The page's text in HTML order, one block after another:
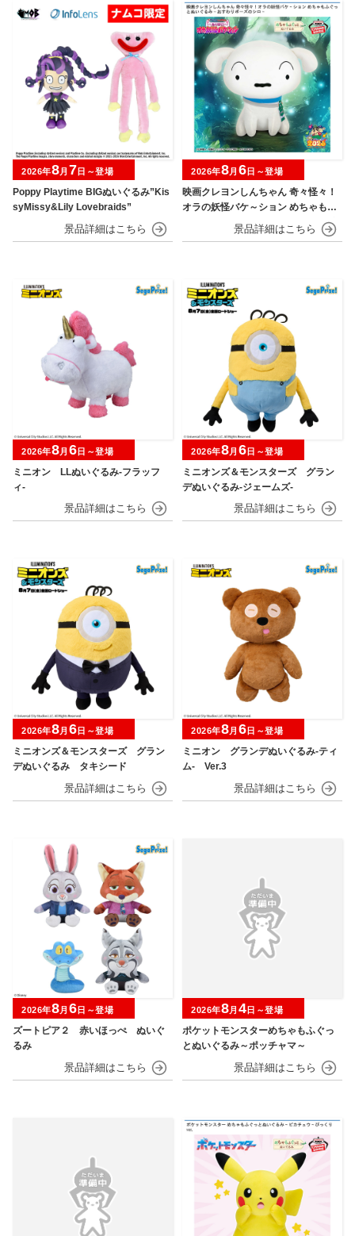
Poppy Playtime BIGぬいぐるみ”Kis
syMissy&Lily Lovebraids”
2026年8月 7 日～登場
映画クレヨンしんちゃん 奇々怪々！
オラの妖怪バケ～ション めちゃもふ
ぐっとぬいぐるみ～おすわりポーズ
2026年8月 6 日～登場
ミニオン LLぬいぐるみ‐フラッフ
ィ‐
2026年8月 6日～登場
ミニオンズ＆モンスターズ グラン
デぬいぐるみ‐ジェームズ‐
2026年8月 6日～登場
ミニオンズ＆モンスターズ グラン
デぬいぐるみ タキシード
2026年8月 6日～登場
ミニオン グランデぬいぐるみ‐ティ
ム‐ Ver.3
2026年8月 6日～登場
ズートピア２ 赤いほっぺ ぬいぐ
るみ
2026年8月 6日～登場
ポケットモンスターめちゃもふぐっ
とぬいぐるみ～ポッチャマ～
2026年8月 4日～登場